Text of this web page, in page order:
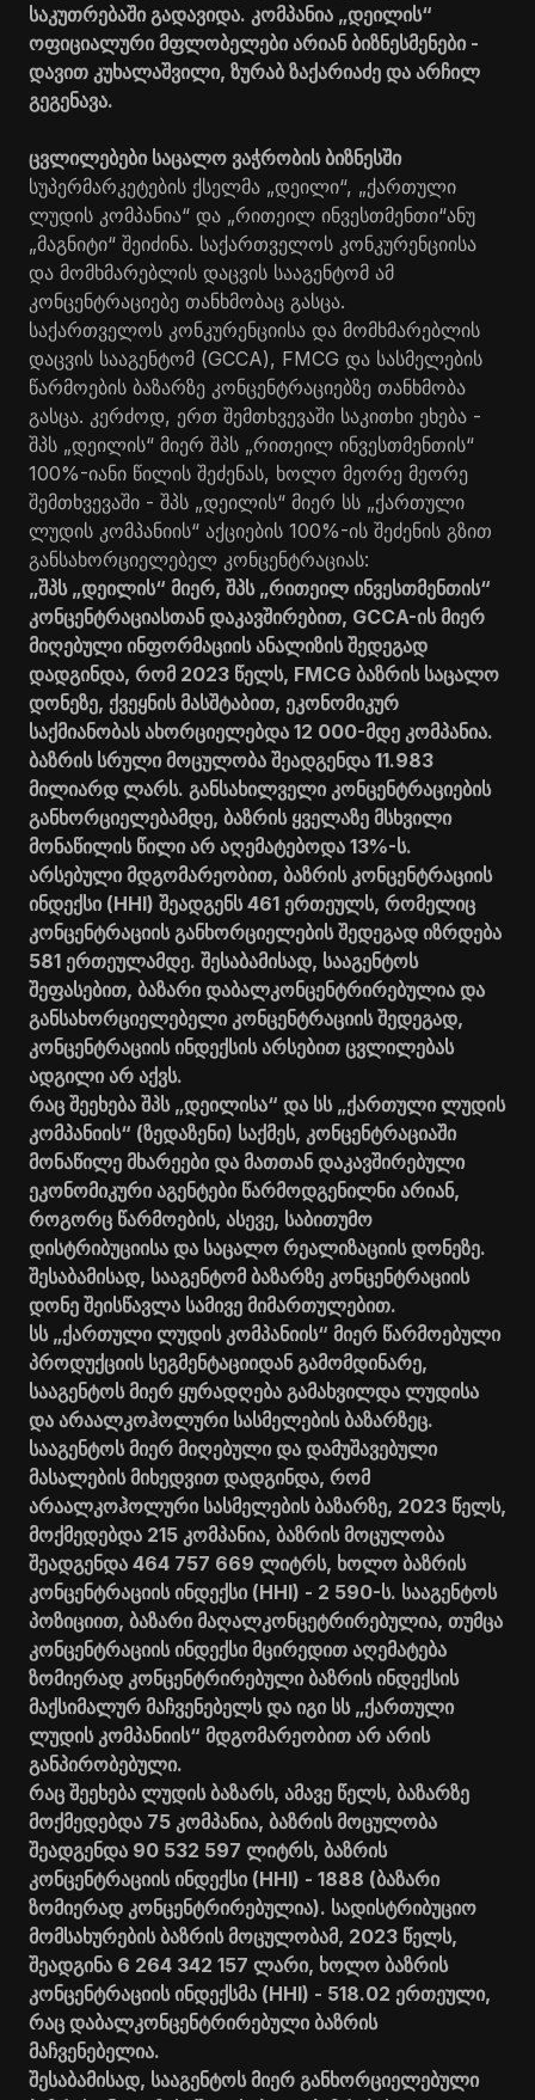
საკუთრებაში გადავიდა. კომპანია „დეილის“
ოფიციალური მფლობელები არიან ბიზნესმენები -
დავით კუხალაშვილი, ზურაბ ზაქარიაძე და არჩილ
გეგენავა.
ცვლილებები საცალო ვაჭრობის ბიზნესში
სუპერმარკეტების ქსელმა „დეილი“, „ქართული
ლუდის კომპანია“ და „რითეილ ინვესთმენთი“ანუ
„მაგნიტი“ შეიძინა. საქართველოს კონკურენციისა
და მომხმარებლის დაცვის სააგენტომ ამ
კონცენტრაციებე თანხმობაც გასცა.
საქართველოს კონკურენციისა და მომხმარებლის
დაცვის სააგენტომ (GCCA), FMCG და სასმელების
წარმოების ბაზარზე კონცენტრაციებზე თანხმობა
გასცა. კერძოდ, ერთ შემთხვევაში საკითხი ეხება -
შპს „დეილის“ მიერ შპს „რითეილ ინვესთმენთის“
100%-იანი წილის შეძენას, ხოლო მეორე მეორე
შემთხვევაში - შპს „დეილის“ მიერ სს „ქართული
ლუდის კომპანიის“ აქციების 100%-ის შეძენის გზით
განსახორციელებელ კონცენტრაციას:
„შპს „დეილის“ მიერ, შპს „რითეილ ინვესთმენთის“
კონცენტრაციასთან დაკავშირებით, GCCA-ის მიერ
მიღებული ინფორმაციის ანალიზის შედეგად
დადგინდა, რომ 2023 წელს, FMCG ბაზრის საცალო
დონეზე, ქვეყნის მასშტაბით, ეკონომიკურ
საქმიანობას ახორციელებდა 12 000-მდე კომპანია.
ბაზრის სრული მოცულობა შეადგენდა 11.983
მილიარდ ლარს. განსახილველი კონცენტრაციების
განხორციელებამდე, ბაზრის ყველაზე მსხვილი
მონაწილის წილი არ აღემატებოდა 13%-ს.
არსებული მდგომარეობით, ბაზრის კონცენტრაციის
ინდექსი (HHI) შეადგენს 461 ერთეულს, რომელიც
კონცენტრაციის განხორციელების შედეგად იზრდება
581 ერთეულამდე. შესაბამისად, სააგენტოს
შეფასებით, ბაზარი დაბალკონცენტრირებულია და
განსახორციელებელი კონცენტრაციის შედეგად,
კონცენტრაციის ინდექსის არსებით ცვლილებას
ადგილი არ აქვს.
რაც შეეხება შპს „დეილისა“ და სს „ქართული ლუდის
კომპანიის“ (ზედაზენი) საქმეს, კონცენტრაციაში
მონაწილე მხარეები და მათთან დაკავშირებული
ეკონომიკური აგენტები წარმოდგენილნი არიან,
როგორც წარმოების, ასევე, საბითუმო
დისტრიბუციისა და საცალო რეალიზაციის დონეზე.
შესაბამისად, სააგენტომ ბაზარზე კონცენტრაციის
დონე შეისწავლა სამივე მიმართულებით.
სს „ქართული ლუდის კომპანიის“ მიერ წარმოებული
პროდუქციის სეგმენტაციიდან გამომდინარე,
სააგენტოს მიერ ყურადღება გამახვილდა ლუდისა
და არაალკოჰოლური სასმელების ბაზარზეც.
სააგენტოს მიერ მიღებული და დამუშავებული
მასალების მიხედვით დადგინდა, რომ
არაალკოჰოლური სასმელების ბაზარზე, 2023 წელს,
მოქმედებდა 215 კომპანია, ბაზრის მოცულობა
შეადგენდა 464 757 669 ლიტრს, ხოლო ბაზრის
კონცენტრაციის ინდექსი (HHI) - 2 590-ს. სააგენტოს
პოზიციით, ბაზარი მაღალკონცეტრირებულია, თუმცა
კონცენტრაციის ინდექსი მცირედით აღემატება
ზომიერად კონცენტრირებული ბაზრის ინდექსის
მაქსიმალურ მაჩვენებელს და იგი სს „ქართული
ლუდის კომპანიის“ მდგომარეობით არ არის
განპირობებული.
რაც შეეხება ლუდის ბაზარს, ამავე წელს, ბაზარზე
მოქმედებდა 75 კომპანია, ბაზრის მოცულობა
შეადგენდა 90 532 597 ლიტრს, ბაზრის
კონცენტრაციის ინდექსი (HHI) - 1888 (ბაზარი
ზომიერად კონცენტრირებულია). სადისტრიბუციო
მომსახურების ბაზრის მოცულობამ, 2023 წელს,
შეადგინა 6 264 342 157 ლარი, ხოლო ბაზრის
კონცენტრაციის ინდექსმა (HHI) - 518.02 ერთეული,
რაც დაბალკონცენტრირებული ბაზრის
მაჩვენებელია.
შესაბამისად, სააგენტოს მიერ განხორციელებული